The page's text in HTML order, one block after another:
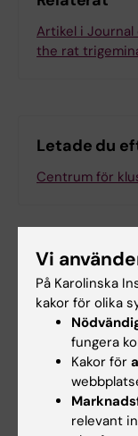
Artikel i Journal
the rat
Letade du
Centrum för
Relaterade
31 jul 2026
Vi
På Karolinska
kakor för olika
fungera
Kakor för
relevant